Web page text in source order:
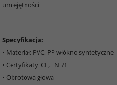
umiejętności
Specyfikacja:
• Materiał: PVC, PP włókno syntetyczne
• Certyfikaty: CE, EN 71
• Obrotowa głowa